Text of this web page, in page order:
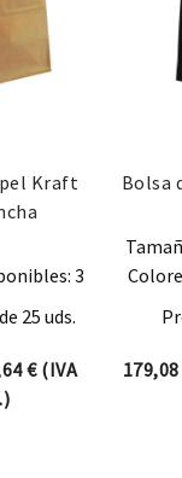
Kraft
3
25 uds.
€Rango de
(IVA
Bolsa
179,08